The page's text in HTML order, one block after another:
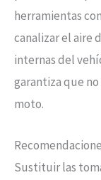
herramientas
canalizar el aire
internas del
garantiza que
moto.
Sustituir las